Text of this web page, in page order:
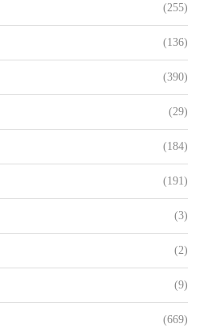
(255)
(136)
(390)
(29)
(184)
(191)
(3)
(2)
(9)
(669)